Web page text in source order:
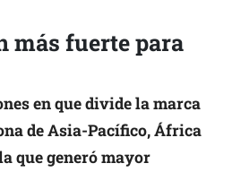
más fuerte para
en que divide la marca
de Asia-Pacífico, África
que generó mayor